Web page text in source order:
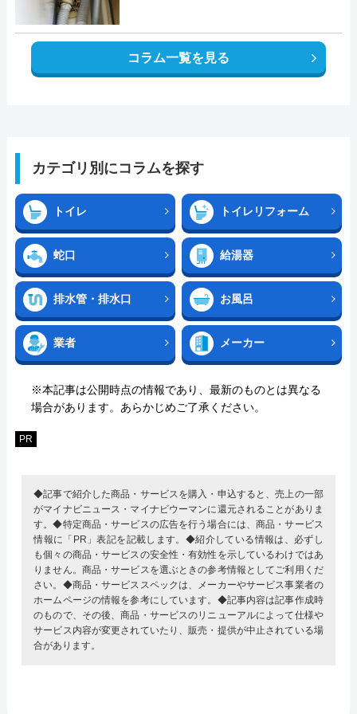
コラム一覧を見る
カテゴリ別にコラムを探す
トイレ トイレリフォーム
蛇口 給湯器
排水管・排水口 お風呂
業者 メーカー
※本記事は公開時点の情報であり、最新のものとは異なる
場合があります。あらかじめご了承ください。
PR
◆記事で紹介した商品・サービスを購入・申込すると、売上の一部
がマイナビニュース・マイナビウーマンに還元されることがありま
す。◆特定商品・サービスの広告を行う場合には、商品・サービス
情報に「PR」表記を記載します。◆紹介している情報は、必ずし
も個々の商品・サービスの安全性・有効性を示しているわけではあ
りません。商品・サービスを選ぶときの参考情報としてご利用くだ
さい。◆商品・サービススペックは、メーカーやサービス事業者の
ホームページの情報を参考にしています。◆記事内容は記事作成時
のもので、その後、商品・サービスのリニューアルによって仕様や
サービス内容が変更されていたり、販売・提供が中止されている場
合があります。